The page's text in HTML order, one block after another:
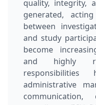
quality, integrity,
generated,
between
and study
become
and highly
responsibilities
administrative